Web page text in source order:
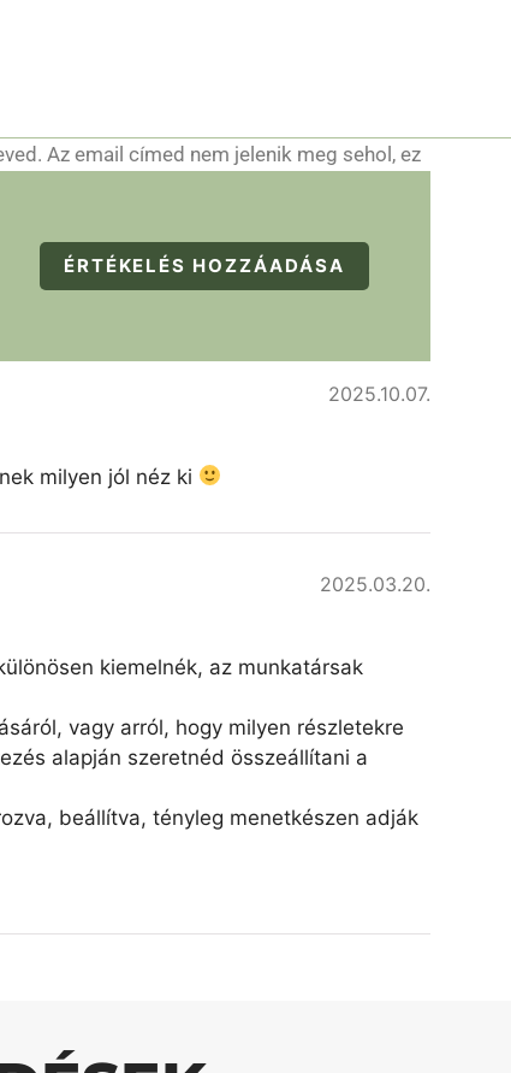
Az email címed nem jelenik meg sehol, ez
ÉRTÉKELÉS HOZZÁADÁSA
2025.10.07.
milyen jól néz ki
2025.03.20.
kiemelnék, az munkatársak
vagy arról, hogy milyen részletekre
alapján szeretnéd összeállítani a
beállítva, tényleg menetkészen adják